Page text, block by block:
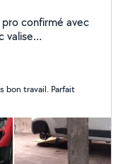
confirmé avec
valise
bon travail. Parfait